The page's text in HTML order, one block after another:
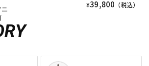
¥39,800 （税込）